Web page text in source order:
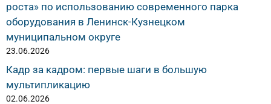
роста» по использованию современного парка
оборудования в Ленинск-Кузнецком
муниципальном округе
23.06.2026
Кадр за кадром: первые шаги в большую
мультипликацию
02.06.2026